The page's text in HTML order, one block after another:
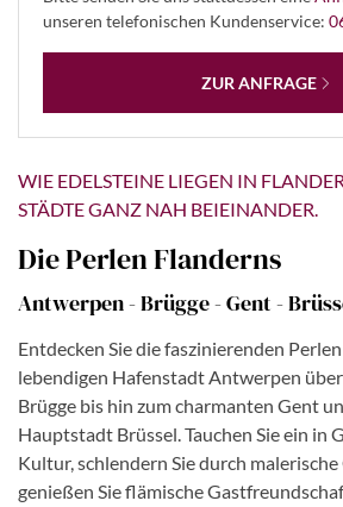
unseren telefonischen Kundenservice:
ZUR ANFRAGE
WIE EDELSTEINE LIEGEN IN
STÄDTE GANZ NAH BEIEINANDER.
Die Perlen Flanderns
Antwerpen - Brügge - Gent -
Entdecken Sie die faszinierenden
lebendigen Hafenstadt Antwerpen
Brügge bis hin zum charmanten Gent
Hauptstadt Brüssel. Tauchen Sie ein in
Kultur, schlendern Sie durch malerische
genießen Sie flämische